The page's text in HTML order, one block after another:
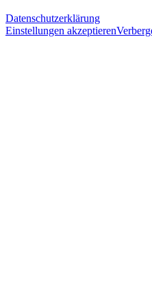
Datenschutzerklärung
Einstellungen akzeptieren